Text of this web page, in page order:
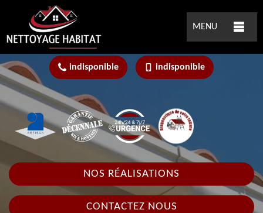
MENU
indisponible indisponible
NOS RÉALISATIONS
CONTACTEZ NOUS